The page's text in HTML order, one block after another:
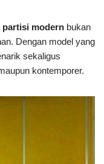
partisi modern bukan
Dengan model yang
sekaligus
kontemporer.